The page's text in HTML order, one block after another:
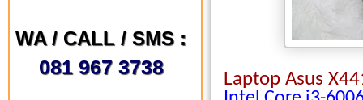
WA / CALL / SMS :
081 967 3738
Laptop Asus